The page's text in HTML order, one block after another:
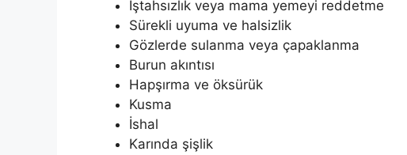
İştahsızlık veya mama yemeyi reddetme
Sürekli uyuma ve halsizlik
Gözlerde sulanma veya çapaklanma
Burun akıntısı
Hapşırma ve öksürük
Kusma
İshal
Karında şişlik